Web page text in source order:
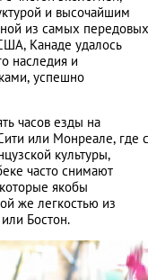
и высочайшим
из самых передовых
Канаде удалось
наследия и
успешно
часов езды на
или Монреале, где с
культуры,
часто снимают
якобы
же легкостью из
Бостон.